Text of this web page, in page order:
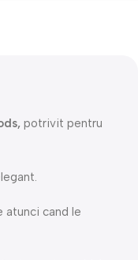
potrivit pentru
atunci cand le